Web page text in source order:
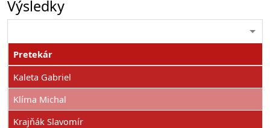
Výsledky
Pretekár
Kaleta Gabriel
Klíma Michal
Krajňák Slavomír